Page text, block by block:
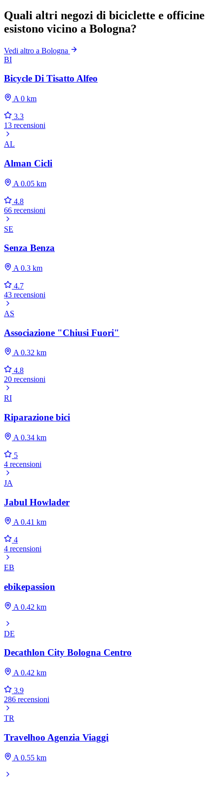
Quali altri negozi di biciclette e officine
esistono vicino a Bologna?
Vedi altro a Bologna
BI
Bicycle Di Tisatto Alfeo
A 0 km
3.3
13 recensioni
AL
Alman Cicli
A 0.05 km
4.8
66 recensioni
SE
Senza Benza
A 0.3 km
4.7
43 recensioni
AS
Associazione "Chiusi Fuori"
A 0.32 km
4.8
20 recensioni
RI
Riparazione bici
A 0.34 km
5
4 recensioni
JA
Jabul Howlader
A 0.41 km
4
4 recensioni
EB
ebikepassion
A 0.42 km
DE
Decathlon City Bologna Centro
A 0.42 km
3.9
286 recensioni
TR
Travelhoo Agenzia Viaggi
A 0.55 km